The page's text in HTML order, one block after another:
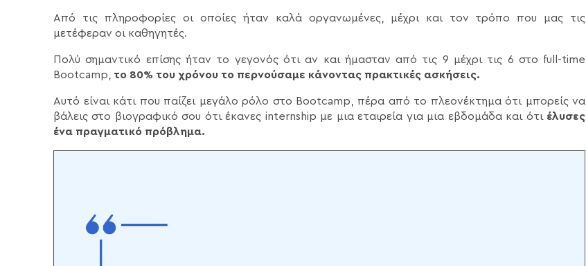
Από τις πληροφορίες οι οποίες ήταν καλά οργανωμένες, μέχρι και τον τρόπο που μας τις
μετέφεραν οι καθηγητές.
Πολύ σημαντικό επίσης ήταν το γεγονός ότι αν και ήμασταν από τις 9 μέχρι τις 6 στο full-time
Bootcamp, το 80% του χρόνου το περνούσαμε κάνοντας πρακτικές ασκήσεις.
Αυτό είναι κάτι που παίζει μεγάλο ρόλο στο Bootcamp, πέρα από το πλεονέκτημα ότι μπορείς να
βάλεις στο βιογραφικό σου ότι έκανες internship με μια εταιρεία για μια εβδομάδα και ότιέλυσες
ένα πραγματικό πρόβλημα.